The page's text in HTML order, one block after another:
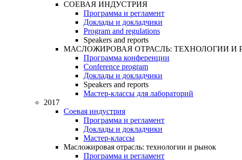
СОЕВАЯ ИНДУСТРИЯ
Программа и регламент
Доклады и докладчики
Program and regulations
Speakers and reports
МАСЛОЖИРОВАЯ ОТРАСЛЬ: ТЕХНОЛОГИИ И
Программа конференции
Conference program
Доклады и докладчики
Speakers and reports
Мастер-классы для лабораторий
2017
Соевая индустрия
Программа и регламент
Доклады и докладчики
Мастер-классы
Масложировая отрасль: технологии и рынок
Программа и регламент